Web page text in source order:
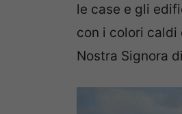
le case e gli
con i colori caldi
Nostra Signora